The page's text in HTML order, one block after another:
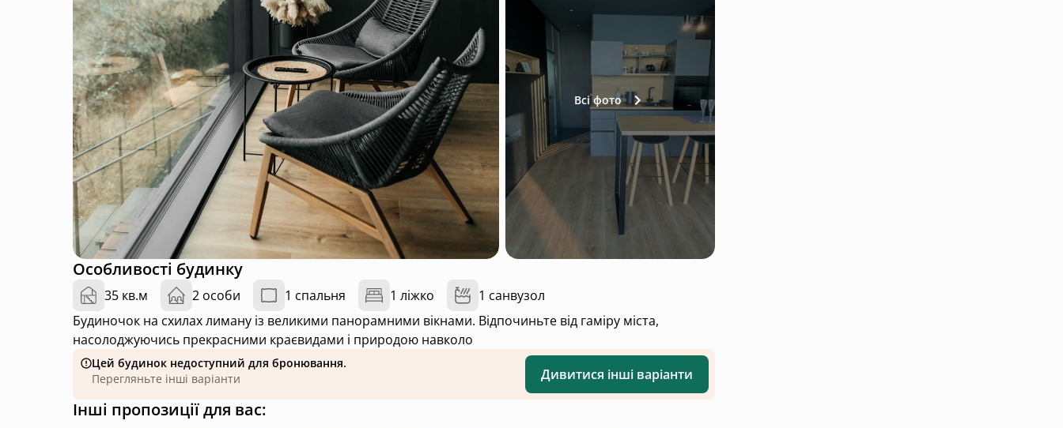
Всі фото
Особливості будинку
35 кв.м 2 особи 1 спальня 1 ліжко
1 санвузол
Будиночок на схилах лиману із великими панорамними вікнами. Відпочиньте від гаміру міста,
насолоджуючись прекрасними краєвидами і природою навколо
Цей будинок недоступний для бронювання.
Перегляньте інші варіанти
Дивитися інші варіанти
Інші пропозиції для вас: